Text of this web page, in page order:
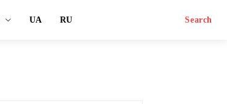
UA RU Search